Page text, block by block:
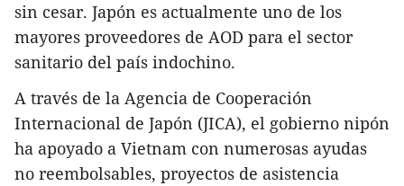
sin cesar. Japón es actualmente uno de los
mayores proveedores de AOD para el sector
sanitario del país indochino.
A través de la Agencia de Cooperación
Internacional de Japón (JICA), el gobierno nipón
ha apoyado a Vietnam con numerosas ayudas
no reembolsables, proyectos de asistencia